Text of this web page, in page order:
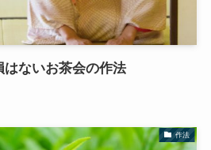
はないお茶会の作法
作法